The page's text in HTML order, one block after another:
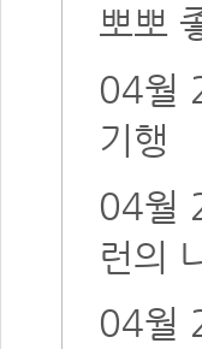
뽀뽀
04월
기행
04월
런의
04월